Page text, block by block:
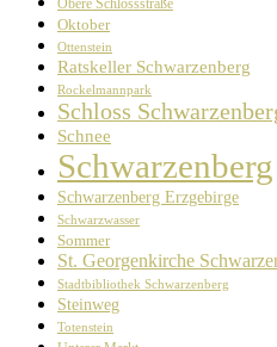
Obere Schlossstraße
Oktober
Ottenstein
Ratskeller Schwarzenberg
Rockelmannpark
Schloss
Schnee
Schwarzenberg
Schwarzenberg Erzgebirge
Schwarzwasser
Sommer
St. Georgenkirche
Stadtbibliothek Schwarzenberg
Steinweg
Totenstein